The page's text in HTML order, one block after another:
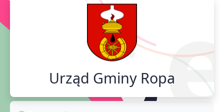
Urząd Gminy Ropa